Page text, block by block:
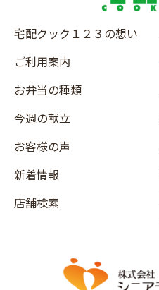
宅配クック１２３の想い
ご利用案内
お弁当の種類
今週の献立
お客様の声
新着情報
店舗検索